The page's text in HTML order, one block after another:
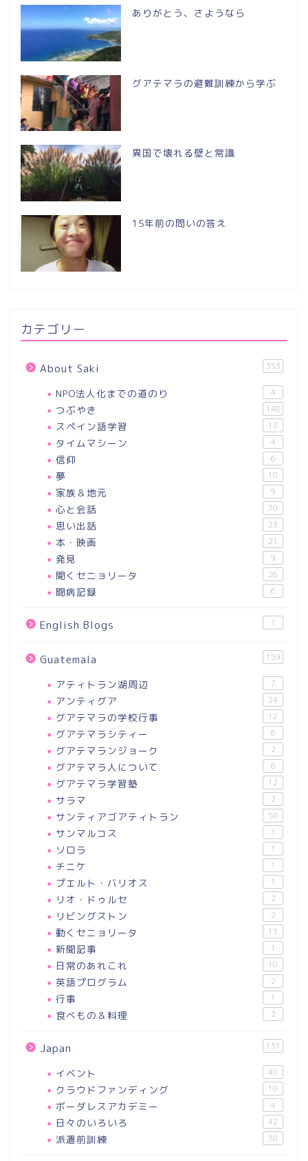
ありがとう、さようなら
グアテマラの避難訓練から学ぶ
異国で壊れる壁と常識
15年前の問いの答え
カテゴリー
About Saki 353
NPO法人化までの道のり 4
つぶやき 148
スペイン語学習 13
タイムマシーン 4
信仰 6
夢 18
家族＆地元 9
心と会話 70
思い出話 23
本・映画 21
発見 9
聞くセニョリータ 26
闘病記録 6
English Blogs 1
Guatemala 159
アティトラン湖周辺 7
アンティグア 24
グアテマラの学校行事 12
グアテマラシティー 6
グアテマランジョーク 2
グアテマラ人について 6
グアテマラ学習塾 12
サラマ 2
サンティアゴアティトラン 50
サンマルコス 1
ソロラ 1
チニケ 1
プエルト・バリオス 1
リオ・ドゥルセ 2
リビングストン 2
動くセニョリータ 13
新聞記事 1
日常のあれこれ 10
英語プログラム 2
行事 1
食べもの＆料理 2
Japan 131
イベント 40
クラウドファンディング 10
ボーダレスアカデミー 4
日々のいろいろ 42
派遣前訓練 38